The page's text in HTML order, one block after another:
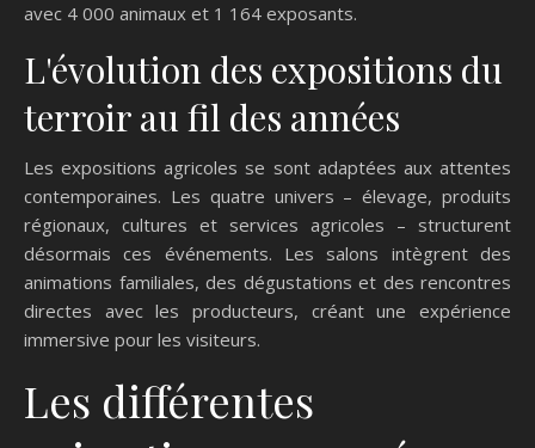
avec 4 000 animaux et 1 164 exposants.
L'évolution des expositions du
terroir au fil des années
Les expositions agricoles se sont adaptées aux attentes
contemporaines. Les quatre univers – élevage, produits
régionaux, cultures et services agricoles – structurent
désormais ces événements. Les salons intègrent des
animations familiales, des dégustations et des rencontres
directes avec les producteurs, créant une expérience
immersive pour les visiteurs.
Les différentes